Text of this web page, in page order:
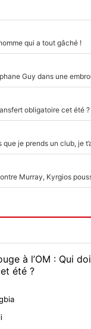
qui a tout gâché !
Guy dans une
obligatoire cet été ?
à l’OM : Qui
été ?